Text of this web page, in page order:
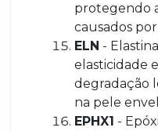
protegendo
causados
ELN -
elasticidade
degradação
na pele
EPHX1 -